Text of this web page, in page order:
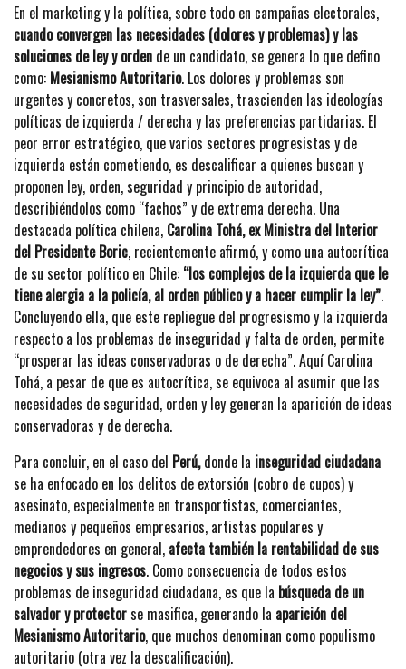
En el marketing y la política, sobre todo en campañas electorales,
cuando convergen las necesidades (dolores y problemas) y las
soluciones de ley y orden de un candidato, se genera lo que defino
como: Mesianismo Autoritario. Los dolores y problemas son
urgentes y concretos, son trasversales, trascienden las ideologías
políticas de izquierda / derecha y las preferencias partidarias. El
peor error estratégico, que varios sectores progresistas y de
izquierda están cometiendo, es descalificar a quienes buscan y
proponen ley, orden, seguridad y principio de autoridad,
describiéndolos como “fachos” y de extrema derecha. Una
destacada política chilena, Carolina Tohá, ex Ministra del Interior
del Presidente Boric, recientemente afirmó, y como una autocrítica
de su sector político en Chile: “los complejos de la izquierda que le
tiene alergia a la policía, al orden público y a hacer cumplir la ley”.
Concluyendo ella, que este repliegue del progresismo y la izquierda
respecto a los problemas de inseguridad y falta de orden, permite
“prosperar las ideas conservadoras o de derecha”. Aquí Carolina
Tohá, a pesar de que es autocrítica, se equivoca al asumir que las
necesidades de seguridad, orden y ley generan la aparición de ideas
conservadoras y de derecha.
Para concluir, en el caso del Perú,donde la inseguridad ciudadana
se ha enfocado en los delitos de extorsión (cobro de cupos) y
asesinato, especialmente en transportistas, comerciantes,
medianos y pequeños empresarios, artistas populares y
emprendedores en general, afecta también la rentabilidad de sus
negocios y sus ingresos. Como consecuencia de todos estos
problemas de inseguridad ciudadana, es que la búsqueda de un
salvador y protectorse masifica, generando la aparición del
Mesianismo Autoritario, que muchos denominan como populismo
autoritario (otra vez la descalificación).